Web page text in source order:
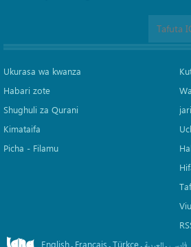
Ukurasa wa kwanza
Habari zote
Shughuli za Qurani
Kimataifa
Picha‎ - Filamu‎
English. Français.Türkçe. .